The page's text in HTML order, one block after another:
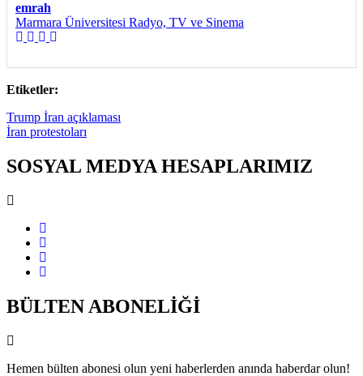
emrah
Marmara Üniversitesi Radyo, TV ve Sinema
Etiketler:
Trump İran açıklaması
İran protestoları
SOSYAL MEDYA HESAPLARIMIZ
BÜLTEN ABONELİĞİ
Hemen bülten abonesi olun yeni haberlerden anında haberdar olun!